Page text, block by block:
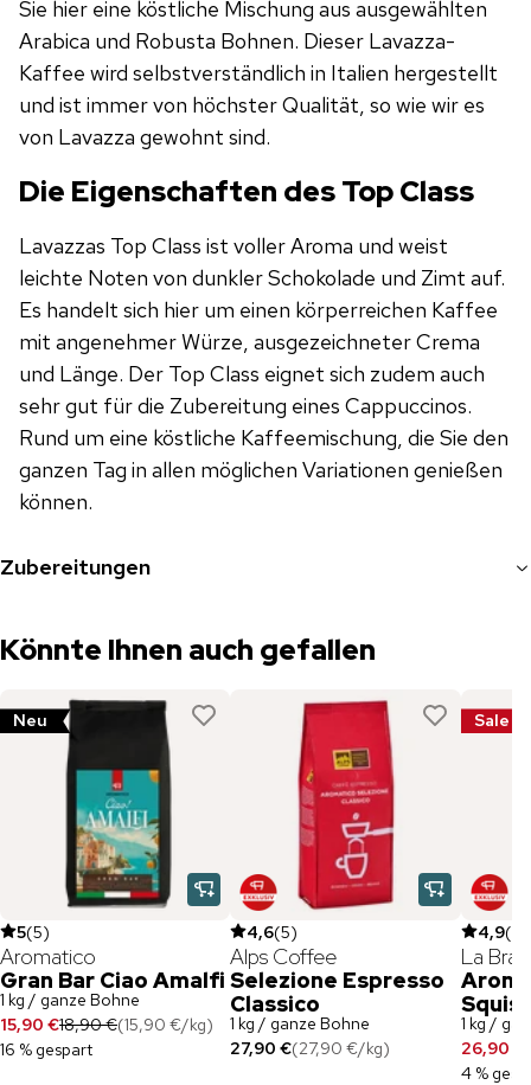
Sie hier eine köstliche Mischung aus ausgewählten
Arabica und Robusta Bohnen. Dieser Lavazza-
Kaffee wird selbstverständlich in Italien hergestellt
und ist immer von höchster Qualität, so wie wir es
von Lavazza gewohnt sind.
Die Eigenschaften des Top Class
Lavazzas Top Class ist voller Aroma und weist
leichte Noten von dunkler Schokolade und Zimt auf.
Es handelt sich hier um einen körperreichen Kaffee
mit angenehmer Würze, ausgezeichneter Crema
und Länge. Der Top Class eignet sich zudem auch
sehr gut für die Zubereitung eines Cappuccinos.
Rund um eine köstliche Kaffeemischung, die Sie den
ganzen Tag in allen möglichen Variationen genießen
können.
Zubereitungen
Könnte Ihnen auch gefallen
Neu
5(5)
Aromatico
Gran Bar Ciao Amalfi
1 kg / ganze Bohne
15,90 €18,90 €(15,90 €/kg)
16 % gespart
4,6(5)
Alps Coffee
Selezione Espresso
Classico
1 kg / ganze Bohne
27,90 €(27,90 €/kg)
Sale
4,9(
La
1 kg /
26,90 €
4 %